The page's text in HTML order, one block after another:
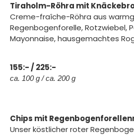
Tiraholm-Röhra mit
Creme-fraîche-Röhra aus
Regenbogenforelle, Rotzwiebel,
Mayonnaise, hausgemachtes
155:- / 225:-
ca. 100 g / ca. 200 g
Chips mit
Unser köstlicher roter